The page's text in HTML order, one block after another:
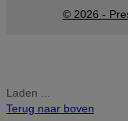
© 2026 -
Laden ...
Terug naar boven